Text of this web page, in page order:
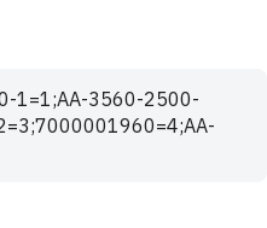
1=1;AA-3560-2500-